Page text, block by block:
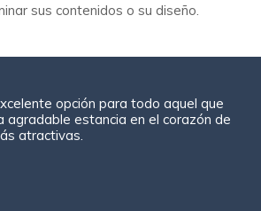
sus contenidos o su diseño.
opción para todo aquel que
agradable estancia en el corazón de
atractivas.